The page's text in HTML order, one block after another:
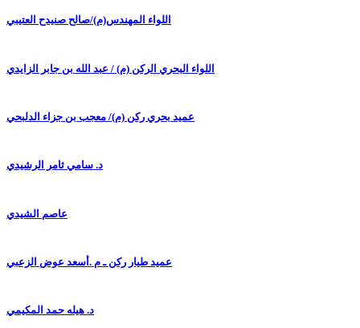
اللواء المهندس(م)/صالح صنيدح العتيبي
اللواء البحري الركن (م) / عبد الله بن جابر الزايدي
عميد بحري ركن (م)/ معجب بن جزاء الدلبحي
د. سامي ثامر الرشيدي
عاصم الشيدي
عميد طيار ركن ـ م .أسعد عوض الزعبي
د. هيله حمد المكيمي